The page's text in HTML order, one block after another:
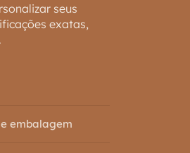
seus
exatas,
embalagem